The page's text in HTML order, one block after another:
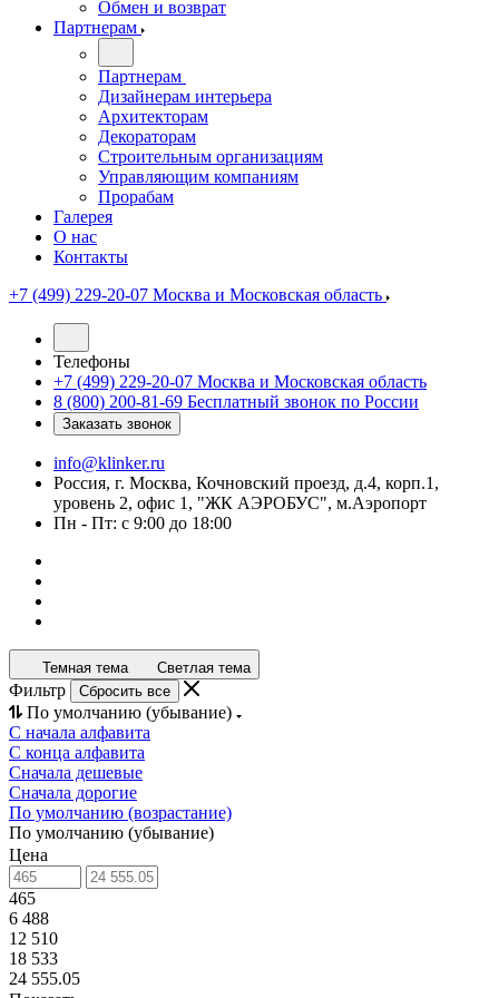
Обмен и возврат
Партнерам
Партнерам
Дизайнерам интерьера
Архитекторам
Декораторам
Строительным организациям
Управляющим компаниям
Прорабам
Галерея
О нас
Контакты
+7 (499) 229-20-07 Москва и Московская область
Телефоны
+7 (499) 229-20-07 Москва и Московская область
8 (800) 200-81-69 Бесплатный звонок по России
Заказать звонок
info@klinker.ru
Россия, г. Москва, Кочновский проезд, д.4, корп.1,
уровень 2, офис 1, "ЖК АЭРОБУС", м.Аэропорт
Пн - Пт: с 9:00 до 18:00
Темная тема Светлая тема
Фильтр Сбросить все
По умолчанию (убывание)
С начала алфавита
С конца алфавита
Сначала дешевые
Сначала дорогие
По умолчанию (возрастание)
По умолчанию (убывание)
Цена
465
6 488
12 510
18 533
24 555.05